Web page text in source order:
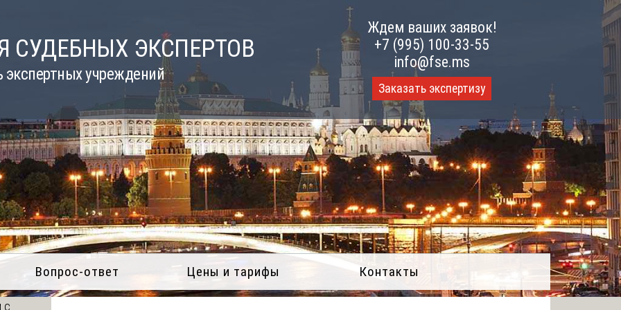
СУДЕБНЫХ ЭКСПЕРТОВ
экспертных учреждений
Ждем ваших заявок!
+7 (995) 100-33-55
info@fse.ms
Заказать экспертизу
Вопрос-ответ Цены и тарифы Контакты
с